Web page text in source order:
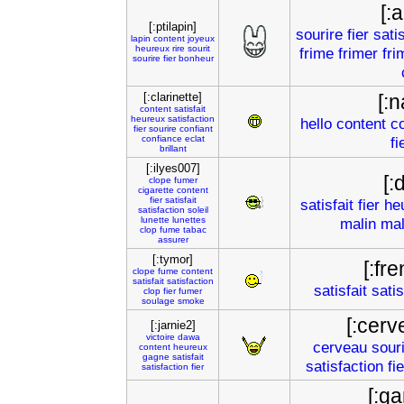
[:ptilapin]
lapin content joyeux
heureux rire sourit
sourire fier bonheur
sourire fier
frime frimer
[:clarinette]
content satisfait
heureux satisfaction
fier sourire confiant
confiance eclat
brillant
hello content
[:ilyes007]
clope fumer
cigarette content
fier satisfait
satisfaction soleil
lunette lunettes
clop fume tabac
assurer
satisfait fier
malin
[:tymor]
clope fume content
satisfait satisfaction
clop fier fumer
soulage smoke
satisfait
[:jarnie2]
victoire dawa
content heureux
gagne satisfait
satisfaction fier
cerveau
satisfaction